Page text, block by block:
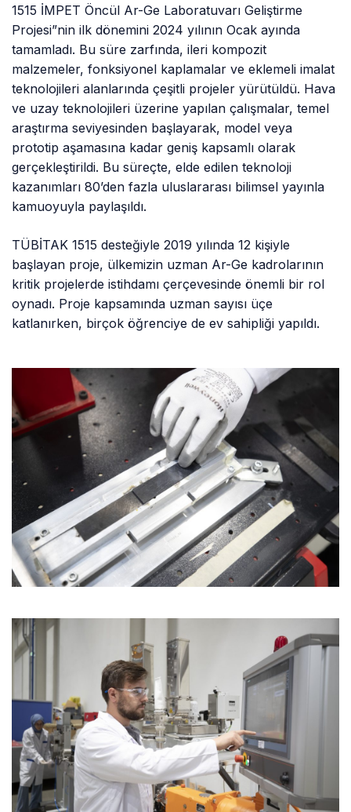
1515 İMPET Öncül Ar-Ge Laboratuvarı Geliştirme
Projesi”nin ilk dönemini 2024 yılının Ocak ayında
tamamladı. Bu süre zarfında, ileri kompozit
malzemeler, fonksiyonel kaplamalar ve eklemeli imalat
teknolojileri alanlarında çeşitli projeler yürütüldü. Hava
ve uzay teknolojileri üzerine yapılan çalışmalar, temel
araştırma seviyesinden başlayarak, model veya
prototip aşamasına kadar geniş kapsamlı olarak
gerçekleştirildi. Bu süreçte, elde edilen teknoloji
kazanımları 80’den fazla uluslararası bilimsel yayınla
kamuoyuyla paylaşıldı.
TÜBİTAK 1515 desteğiyle 2019 yılında 12 kişiyle
başlayan proje, ülkemizin uzman Ar-Ge kadrolarının
kritik projelerde istihdamı çerçevesinde önemli bir rol
oynadı. Proje kapsamında uzman sayısı üçe
katlanırken, birçok öğrenciye de ev sahipliği yapıldı.